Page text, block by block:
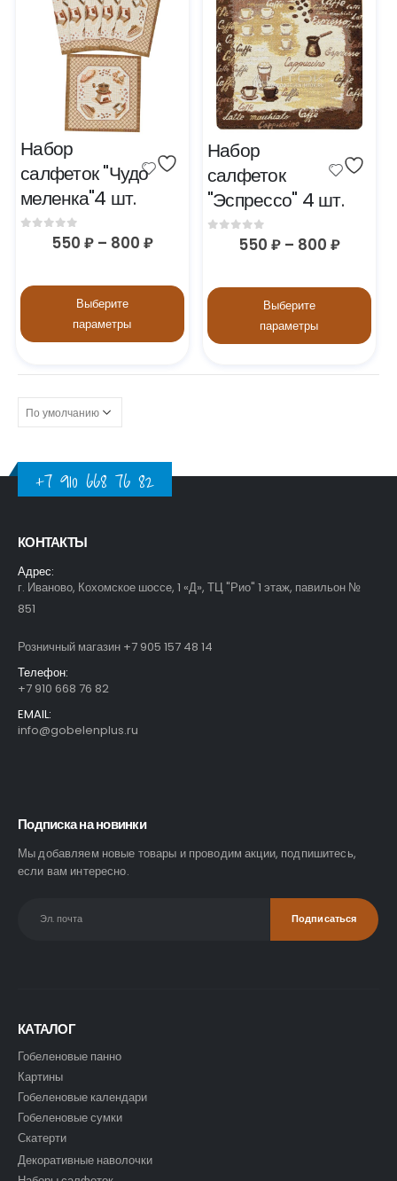
Набор
салфеток "Чудо
меленка"4 шт.
out of 5
550 ₽ – 800 ₽
Выберите
параметры
Набор
салфеток
"Эспрессо" 4 шт.
out of 5
550 ₽ – 800 ₽
Выберите
параметры
+7 910 668 76 82
КОНТАКТЫ
Адрес:
г. Иваново, Кохомское шоссе, 1 «Д», ТЦ "Рио" 1 этаж, павильон №
851
Розничный магазин +7 905 157 48 14
Телефон:
+7 910 668 76 82
EMAIL:
info@gobelenplus.ru
Подписка на новинки
Мы добавляем новые товары и проводим акции, подпишитесь,
если вам интересно.
КАТАЛОГ
Гобеленовые панно
Картины
Гобеленовые календари
Гобеленовые сумки
Скатерти
Декоративные наволочки